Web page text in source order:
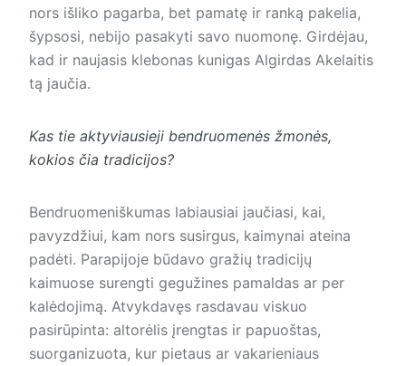
nors išliko pagarba, bet pamatę ir ranką pakelia,
šypsosi, nebijo pasakyti savo nuomonę. Girdėjau,
kad ir naujasis klebonas kunigas Algirdas Akelaitis
tą jaučia.
Kas tie aktyviausieji bendruomenės žmonės,
kokios čia tradicijos?
Bendruomeniškumas labiausiai jaučiasi, kai,
pavyzdžiui, kam nors susirgus, kaimynai ateina
padėti. Parapijoje būdavo gražių tradicijų
kaimuose surengti gegužines pamaldas ar per
kalėdojimą. Atvykdavęs rasdavau viskuo
pasirūpinta: altorėlis įrengtas ir papuoštas,
suorganizuota, kur pietaus ar vakarieniaus